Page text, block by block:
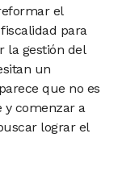
el
para
la gestión del
un
que no es
y comenzar a
lograr el